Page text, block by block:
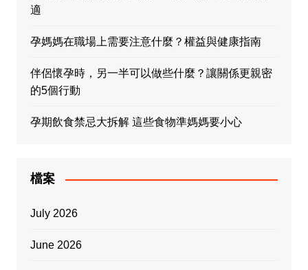
適
孕媽媽在職場上需要注意什麼？權益與健康指南
伴侶懷孕時，另一半可以做些什麼？讓關係更親密
的5個行動
孕期飲食禁忌大拆解 這些食物準媽媽要小心
檔案
July 2026
June 2026